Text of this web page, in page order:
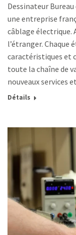
Dessinateur
une entreprise
câblage électrique.
l’étranger. Chaque
caractéristiques et
toute la chaîne de
nouveaux services
Détails